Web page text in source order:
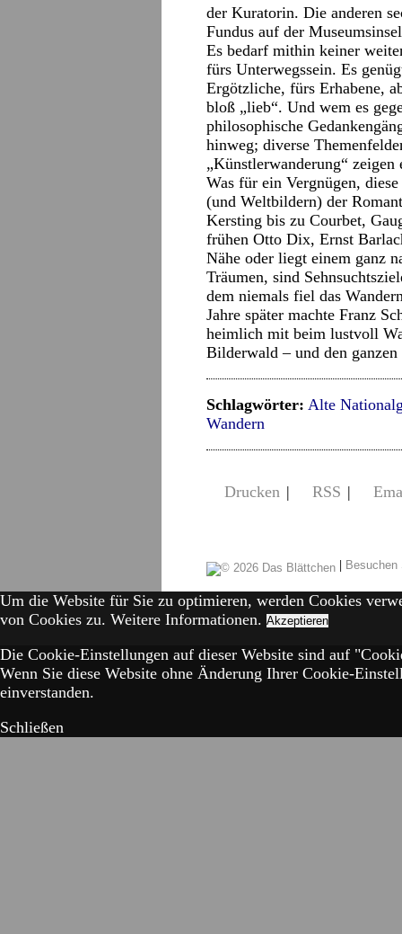
der Kuratorin. Die anderen
Fundus auf der
Es bedarf mithin keiner
fürs Unterwegssein. Es
Ergötzliche, fürs Erhabene,
bloß „lieb“. Und wem es
philosophische
hinweg; diverse
„Künstlerwanderung“ zeigen
Was für ein Vergnügen,
(und Weltbildern) der
Kersting bis zu Courbet,
frühen Otto Dix, Ernst
Nähe oder liegt einem ganz
Träumen, sind
dem niemals fiel das
Jahre später machte Franz
heimlich mit beim lustvoll
Bilderwald – und den
Schlagwörter: Alte
Wandern
Drucken | RSS |
|
Um die Website für Sie zu optimieren, werden Cookies
von Cookies zu. Weitere Informationen. Akzeptieren
Die Cookie-Einstellungen auf dieser Website sind auf
Wenn Sie diese Website ohne Änderung Ihrer Cookie-
einverstanden.
Schließen